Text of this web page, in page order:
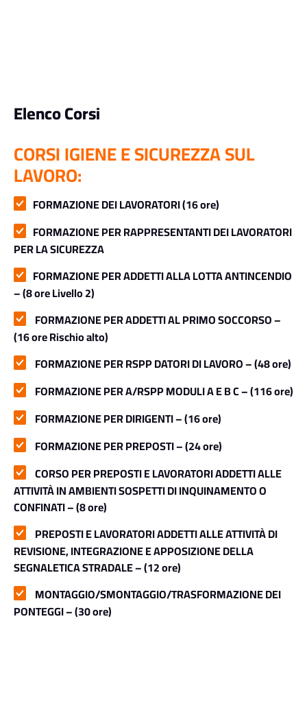
Elenco Corsi
CORSI IGIENE E SICUREZZA SUL
LAVORO:
FORMAZIONE DEI LAVORATORI (16 ore)
FORMAZIONE PER RAPPRESENTANTI DEI LAVORATORI
PER LA SICUREZZA
FORMAZIONE PER ADDETTI ALLA LOTTA ANTINCENDIO
– (8 ore Livello 2)
FORMAZIONE PER ADDETTI AL PRIMO SOCCORSO –
(16 ore Rischio alto)
FORMAZIONE PER RSPP DATORI DI LAVORO – (48 ore)
FORMAZIONE PER A/RSPP MODULI A E B C – (116 ore)
FORMAZIONE PER DIRIGENTI – (16 ore)
FORMAZIONE PER PREPOSTI – (24 ore)
CORSO PER PREPOSTI E LAVORATORI ADDETTI ALLE
ATTIVITÀ IN AMBIENTI SOSPETTI DI INQUINAMENTO O
CONFINATI – (8 ore)
PREPOSTI E LAVORATORI ADDETTI ALLE ATTIVITÀ DI
REVISIONE, INTEGRAZIONE E APPOSIZIONE DELLA
SEGNALETICA STRADALE – (12 ore)
MONTAGGIO/SMONTAGGIO/TRASFORMAZIONE DEI
PONTEGGI – (30 ore)